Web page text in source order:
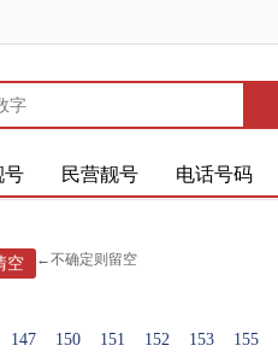
号 民营靓号 电话号码
←不确定则留空
147 150 151 152 153 155